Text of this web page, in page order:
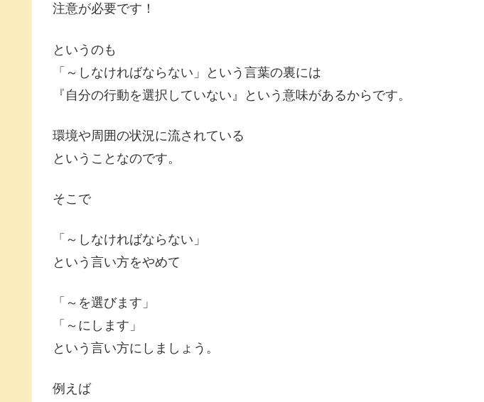
注意が必要です！
というのも
「～しなければならない」という言葉の裏には
『自分の行動を選択していない』という意味があるからです。
環境や周囲の状況に流されている
ということなのです。
そこで
「～しなければならない」
という言い方をやめて
「～を選びます」
「～にします」
という言い方にしましょう。
例えば